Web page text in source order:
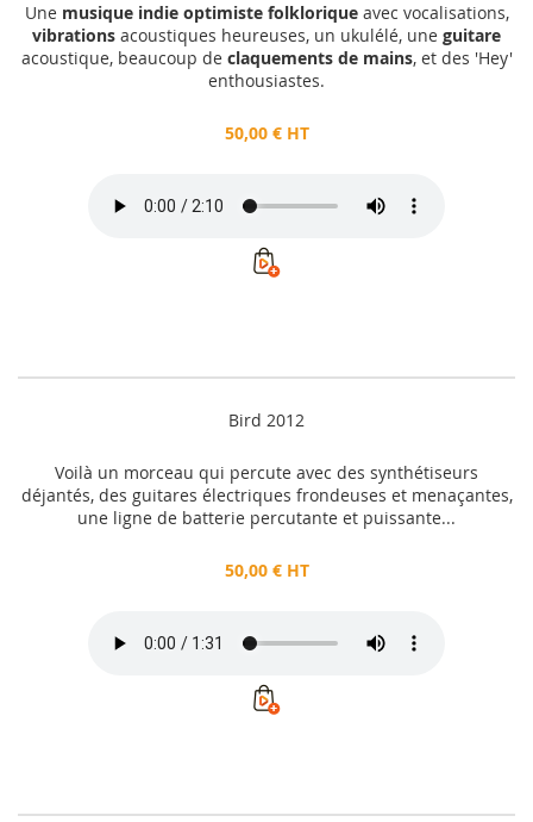
Une musique indie optimiste folkloriqueavec vocalisations,
vibrations acoustiques heureuses, un ukulélé, une guitare
acoustique, beaucoup de claquements de mains, et des 'Hey'
enthousiastes.
50,00 € HT
Bird 2012
Voilà un morceau qui percute avec des synthétiseurs
déjantés, des guitares électriques frondeuses et menaçantes,
une ligne de batterie percutante et puissante...
50,00 € HT